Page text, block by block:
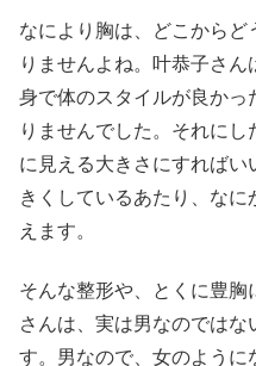
なにより胸は、どこから
りませんよね。叶恭子さ
身で体のスタイルが良かっ
りませんでした。それに
に見える大きさにすれば
きくしているあたり、な
えます。
そんな整形や、とくに豊
さんは、実は男なのでは
す。男なので、女のように